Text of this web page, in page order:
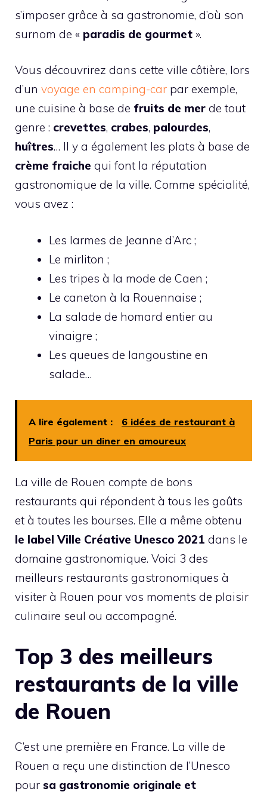
s’imposer grâce à sa gastronomie, d’où son
surnom de « paradis de gourmet ».
Vous découvrirez dans cette ville côtière, lors
d’un voyage en camping-car par exemple,
une cuisine à base de fruits de mer de tout
genre : crevettes, crabes, palourdes,
huîtres… Il y a également les plats à base de
crème fraiche qui font la réputation
gastronomique de la ville. Comme spécialité,
vous avez :
Les larmes de Jeanne d’Arc ;
Le mirliton ;
Les tripes à la mode de Caen ;
Le caneton à la Rouennaise ;
La salade de homard entier au
vinaigre ;
Les queues de langoustine en
salade…
A lire également :
6 idées de restaurant à
Paris pour un diner en amoureux
La ville de Rouen compte de bons
restaurants qui répondent à tous les goûts
et à toutes les bourses. Elle a même obtenu
le label Ville Créative Unesco 2021 dans le
domaine gastronomique. Voici 3 des
meilleurs restaurants gastronomiques à
visiter à Rouen pour vos moments de plaisir
culinaire seul ou accompagné.
Top 3 des meilleurs
restaurants de la ville
de Rouen
C’est une première en France. La ville de
Rouen a reçu une distinction de l’Unesco
pour sa gastronomie originale et